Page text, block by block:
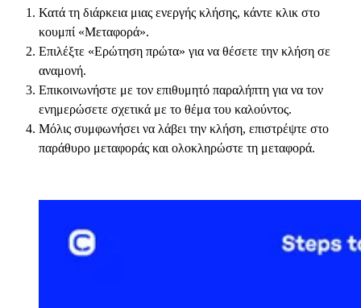
Κατά τη διάρκεια μιας ενεργής κλήσης, κάντε κλικ στο
κουμπί «Μεταφορά».
Επιλέξτε «Ερώτηση πρώτα» για να θέσετε την κλήση σε
αναμονή.
Επικοινωνήστε με τον επιθυμητό παραλήπτη για να τον
ενημερώσετε σχετικά με το θέμα του καλούντος.
Μόλις συμφωνήσει να λάβει την κλήση, επιστρέψτε στο
παράθυρο μεταφοράς και ολοκληρώστε τη μεταφορά.